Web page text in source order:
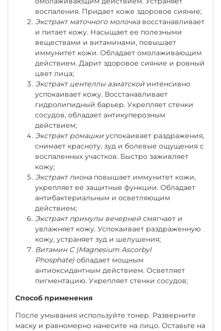
воспаления. Придает коже здоровое сияние;
Экстракт маточного молочка восстанавливает
и питает кожу. Насыщает ее полезными
веществами и витаминами, повышает
иммунитет кожи. Обладает омолаживающим
действием. Дарит здоровое сияние и ровный
цвет лица;
Экстракт центеллы азиатской интенсивно
успокаивает кожу. Восстанавливает
гидролипидный барьер. Укрепляет стенки
сосудов, обладает антикуперозным
действием;
Экстракт ромашки успокаивает раздражения,
снимает красноту, зуд и болевые ощущения с
воспаленных участков. Быстро заживляет
кожу;
Экстракт пиона повышает иммунитет кожи,
укрепляет ее защитные функции. Обладает
антибактериальным и осветляющим
действием;
Экстракт примулы вечерней смягчает и
увлажняет кожу. Успокаивает раздраженную
кожу, устраняет зуд и шелушения;
Витамин С (Magnesium Ascorbyl
Phosphate) обладает мощным
антиоксидантным действием. Осветляет
пигментацию. Укрепляет стенки сосудов;
Способ применения
После умывания используйте тонер. Разверните
маску и равномерно нанесите на лицо. Оставьте на